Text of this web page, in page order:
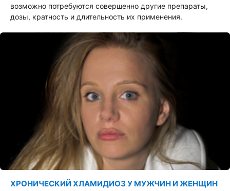
возможно потребуются совершенно другие препараты,
дозы, кратность и длительность их применения.
ХРОНИЧЕСКИЙ ХЛАМИДИОЗ У МУЖЧИН И ЖЕНЩИН